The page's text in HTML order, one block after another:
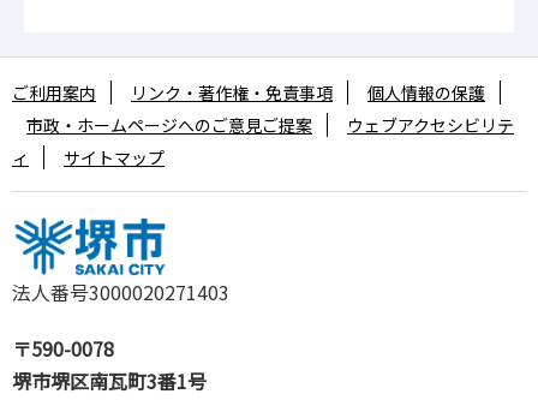
法人番号3000020271403
〒590-0078
堺市堺区南瓦町3番1号
ご利用案内 リンク・著作権・免責事項
個人情報の保護
市政・ホームページへのご意見ご提案
ウェブアクセシビリテ
ィ
サイトマップ